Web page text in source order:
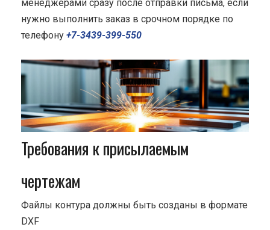
менеджерами сразу после отправки письма, если
нужно выполнить заказ в срочном порядке по
телефону +7-3439-399-550
Требования к присылаемым
чертежам
Файлы контура должны быть созданы в формате
DXF